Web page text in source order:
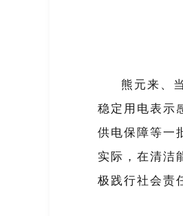
熊元来、
稳定用电表示
供电保障等一
实际，在清洁
极践行社会责